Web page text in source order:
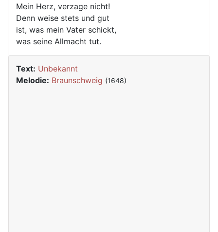
Mein Herz, verzage nicht!
Denn weise stets und gut
ist, was mein Vater schickt,
was seine Allmacht tut.
Text: Unbekannt
Melodie: Braunschweig (1648)